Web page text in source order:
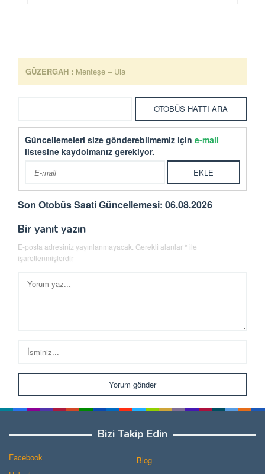
GÜZERGAH : Menteşe – Ula
Güncellemeleri size gönderebilmemiz için e-mail
listesine kaydolmanız gerekiyor.
Son Otobüs Saati Güncellemesi: 06.08.2026
Bir yanıt yazın
E-posta adresiniz yayınlanmayacak. Gerekli alanlar * ile
işaretlenmişlerdir
Bizi Takip Edin
Facebook
Blog